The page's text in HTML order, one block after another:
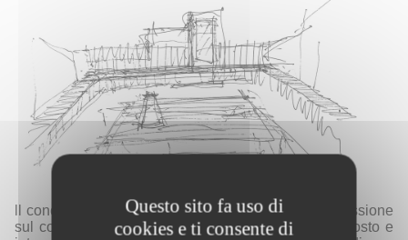
ll concept alla base di The Yard nasce da una riflessione
sul contesto del progetto, situato in un luogo nascosto e
Questo sito fa uso di
cookies e ti consente di